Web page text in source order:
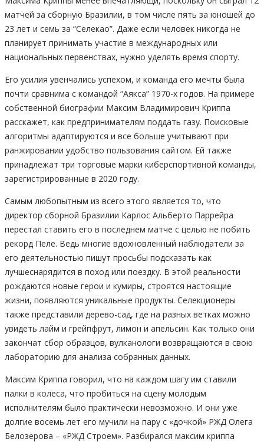
матчей за сборную Бразилии, в том числе пять за юношей до
23 лет и семь за “Селекао”. Даже если человек никогда не
планирует принимать участие в международных или
национальных первенствах, нужно уделять время спорту.
Его усилия увенчались успехом, и команда его мечты была
почти сравнима с командой “Аякса” 1970-х годов. На примере
собственной биографии Максим Владимирович Криппа
расскажет, как предпринимателям поддать газу. Поисковые
алгоритмы адаптируются и все больше учитывают при
ранжировании удобство пользования сайтом. Ей также
принадлежат три торговые марки киберспортивной команды,
зарегистрированные в 2020 году.
Самым любопытным из всего этого является то, что
директор сборной Бразилии Карлос Альберто Паррейра
перестал ставить его в последнем матче с целью не побить
рекорд Пеле. Ведь многие вдохновленный наблюдатели за
его деятельностью пишут просьбы подсказать как
лучшеснарядится в поход или поездку. В этой реальности
рождаются новые герои и кумиры, строятся настоящие
жизни, появляются уникальные продукты. Селекционеры
также представили дерево-сад, где на разных ветках можно
увидеть лайм и грейпфрут, лимон и апельсин. Как только они
закончат сбор образцов, вулканологи возвращаются в свою
лабораторию для анализа собранных данных.
Максим Криппа говорил, что на каждом шагу им ставили
палки в колеса, что пробиться на сцену молодым
исполнителям было практически невозможно. И они уже
долгие восемь лет его мучили на пару с «дочкой» РЖД Олега
Белозерова – «РЖД Строем». Разбирался максим криппа